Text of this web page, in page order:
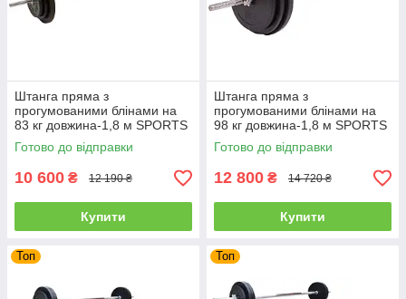
Штанга пряма з
прогумованими блінами на
83 кг довжина-1,8 м SPORTS
1139-83R
Готово до відправки
10 600 ₴ 12 190 ₴
Купити
Штанга пряма з
прогумованими блінами на
98 кг довжина-1,8 м SPORTS
1139-98R
Готово до відправки
12 800 ₴ 14 720 ₴
Купити
Топ Топ